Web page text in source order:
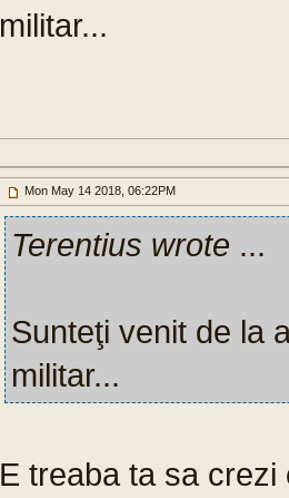
militar...
Mon May 14 2018, 06:22PM
Terentius wrote ...
Sunteţi venit de la
militar...
E treaba ta sa